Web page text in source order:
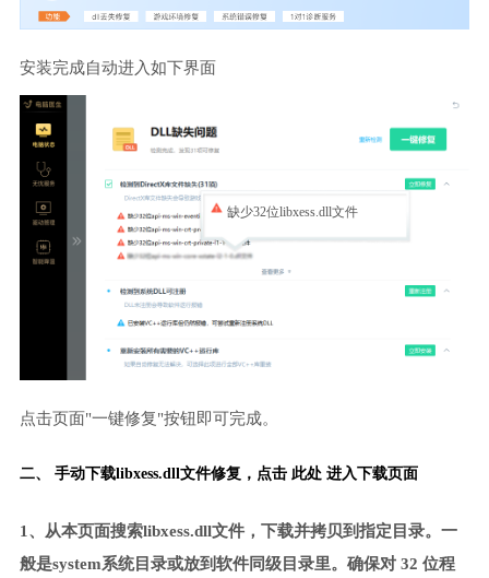
安装完成自动进入如下界面
缺少32位libxess.dll文件
点击页面"一键修复"按钮即可完成。
二、 手动下载libxess.dll文件修复， 点击 此处 进入下载页面
1、从本页面搜索libxess.dll文件，下载并拷贝到指定目录。一
般是system系统目录或放到软件同级目录里。确保对 32 位程